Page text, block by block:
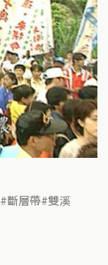
斷層帶 雙溪